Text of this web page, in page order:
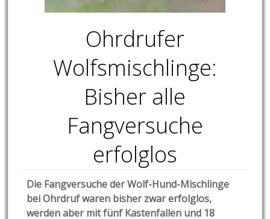
Ohrdrufer
Wolfsmischlinge:
Bisher alle
Fangversuche
erfolglos
Die Fangversuche der Wolf-Hund-Mischlinge
bei Ohrdruf waren bisher zwar erfolglos,
werden aber mit fünf Kastenfallen und 18